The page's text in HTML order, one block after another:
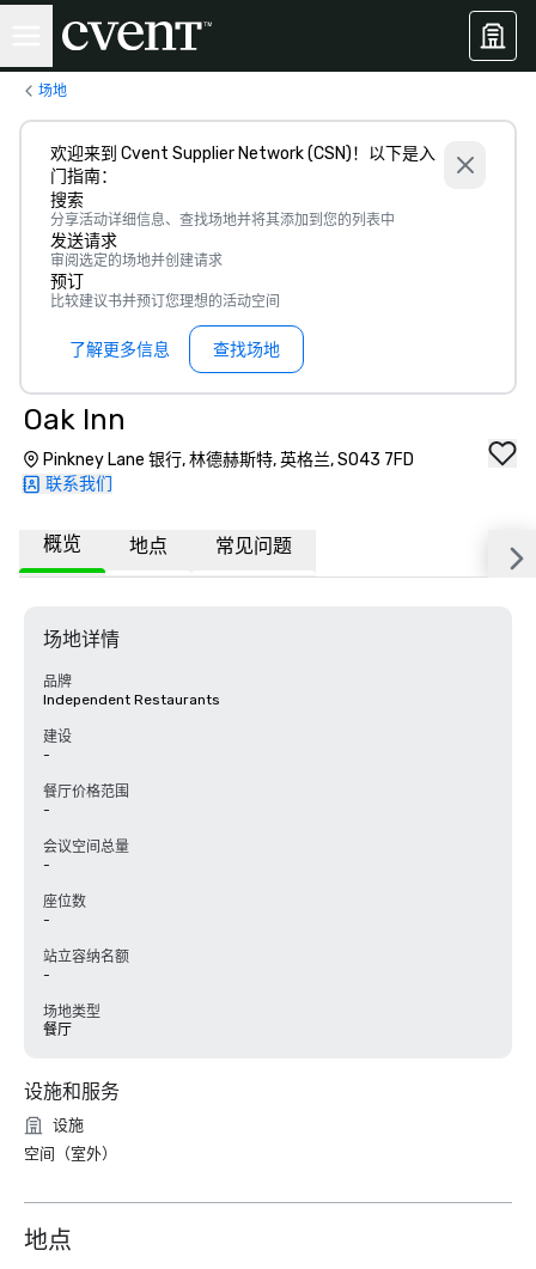
场地
欢迎来到 Cvent Supplier Network (CSN)！以下是入
门指南：
搜索
分享活动详细信息、查找场地并将其添加到您的列表中
发送请求
审阅选定的场地并创建请求
预订
比较建议书并预订您理想的活动空间
了解更多信息 查找场地
Oak Inn
Pinkney Lane 银行, 林德赫斯特, 英格兰, SO43 7FD
联系我们
概览 地点 常见问题
场地详情
品牌
Independent Restaurants
建设
-
餐厅价格范围
-
会议空间总量
-
座位数
-
站立容纳名额
-
场地类型
餐厅
设施和服务
设施
空间（室外）
地点